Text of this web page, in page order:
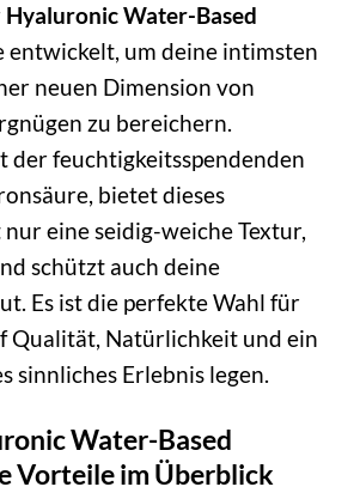
Hyaluronic Water-Based
entwickelt, um deine intimsten
neuen Dimension von
zu bereichern.
der feuchtigkeitsspendenden
bietet dieses
eine seidig-weiche Textur,
schützt auch deine
Es ist die perfekte Wahl für
Qualität, Natürlichkeit und ein
sinnliches Erlebnis legen.
Water-Based
Vorteile im Überblick